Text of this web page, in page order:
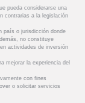
pueda considerarse una
contrarias a la legislación
país o jurisdicción donde
no constituye
actividades de inversión
mejorar la experiencia del
con fines
o solicitar servicios